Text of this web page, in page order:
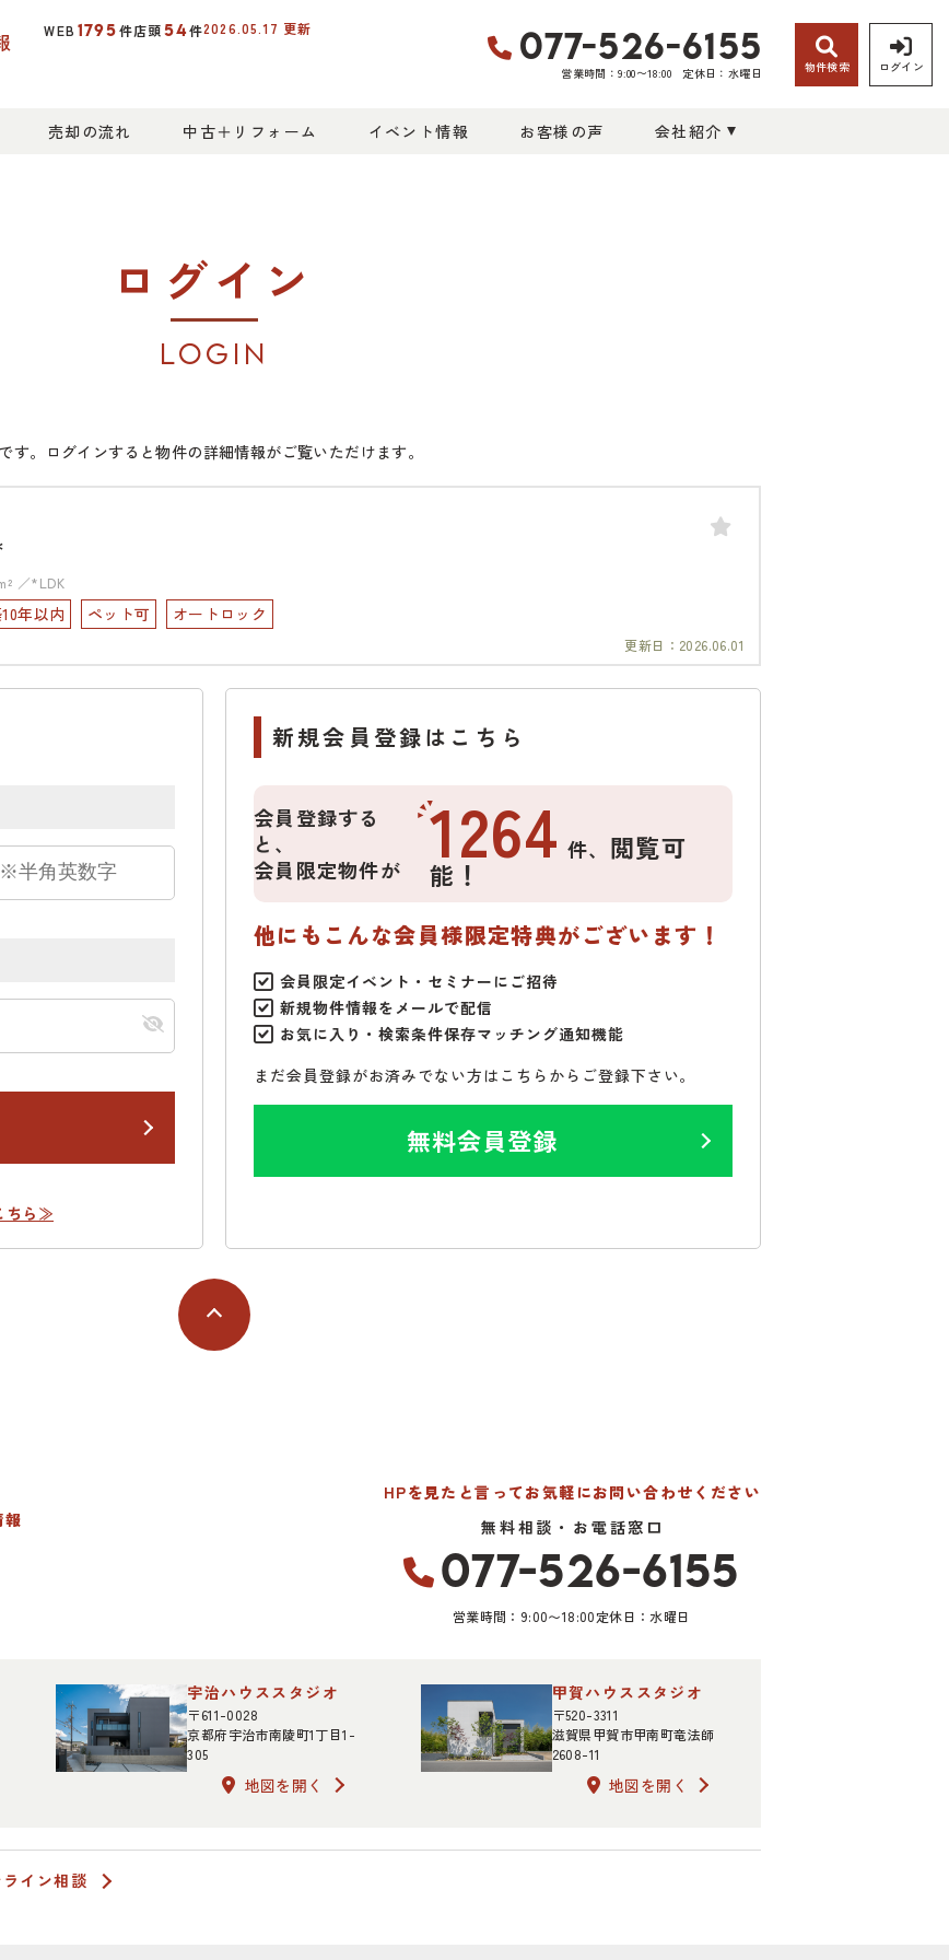
WEB 1795件店頭 54件2026.05.17 更新 077-526-6155
営業時間：9:00〜18:00 定休日：水曜日 物件検索 ログイン
売却の流れ 中古＋リフォーム イベント情報 お客様の声 会社紹介
ログイン
LOGIN
。ログインすると物件の詳細情報がご覧いただけます。
*LDK
年以内 ペット可 オートロック
更新日： 2026.06.01
ちら≫
新規会員登録はこちら
会員登録する
と、
会員限定物件が
1264 件、 閲覧可
能！
他にもこんな会員様限定特典がございます！
会員限定イベント・セミナーにご招待
新規物件情報をメールで配信
お気に入り・検索条件保存マッチング通知機能
まだ会員登録がお済みでない方はこちらからご登録下さい。
無料会員登録
報
HPを見たと言ってお気軽にお問い合わせください
無料相談・お電話窓口
077-526-6155
営業時間：9:00〜18:00定休日：水曜日
宇治ハウススタジオ
〒611-0028
京都府宇治市南陵町1丁目1-
305
地図を開く
甲賀ハウススタジオ
〒520-3311
滋賀県甲賀市甲南町竜法師
2608-11
地図を開く
イン相談